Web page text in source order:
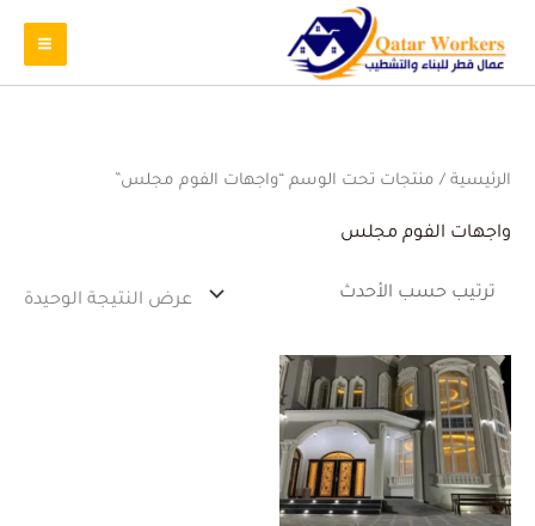
الرئيسية / منتجات تحت الوسم “واجهات الفوم مجلس”
واجهات الفوم مجلس
عرض النتيجة الوحيدة